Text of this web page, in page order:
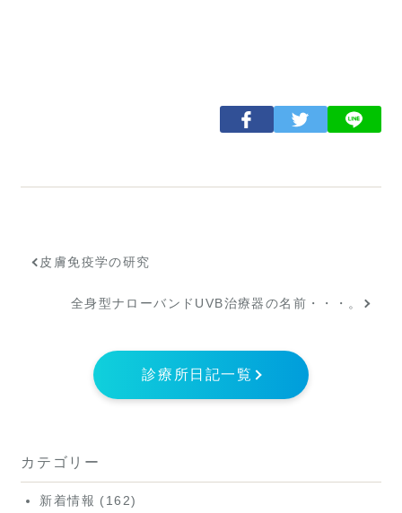
皮膚免疫学の研究
全身型ナローバンドUVB治療器の名前・・・。
診療所日記一覧
カテゴリー
新着情報 (162)